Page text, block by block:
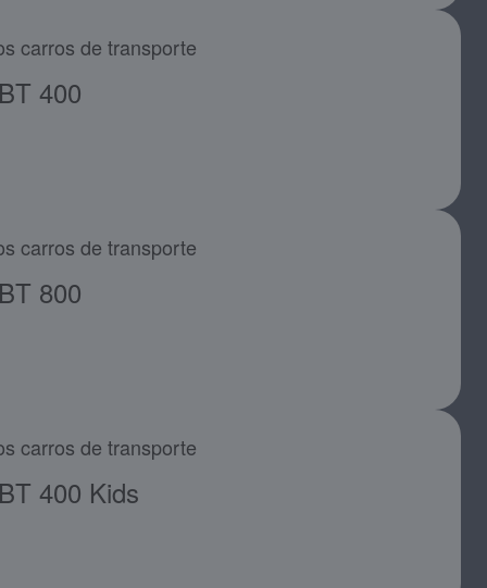
carros de transporte
400
carros de transporte
800
carros de transporte
400 Kids